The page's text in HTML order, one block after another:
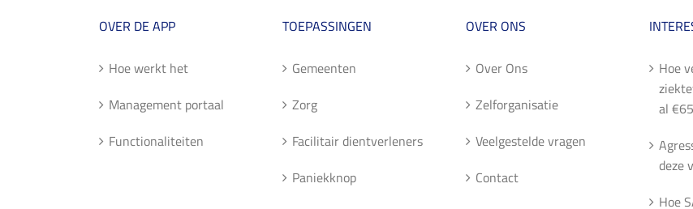
OVER DE APP
Hoe werkt het
Management portaal
Functionaliteiten
TOEPASSINGEN
Gemeenten
Zorg
Facilitair dientverleners
Paniekknop
OVER ONS
Over Ons
Zelforganisatie
Veelgestelde vragen
Contact
Hoe
al
deze
Hoe